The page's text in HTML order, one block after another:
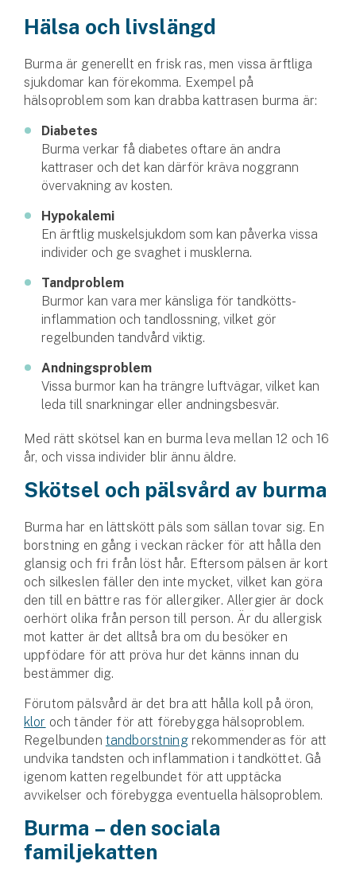
Hälsa och livslängd
Burma är generellt en frisk ras, men vissa ärftliga
sjukdomar kan förekomma. Exempel på
hälsoproblem som kan drabba kattrasen burma är:
Diabetes
Burma verkar få diabetes oftare än andra
kattraser och det kan därför kräva noggrann
övervakning av kosten.
Hypokalemi
En ärftlig muskelsjukdom som kan påverka vissa
individer och ge svaghet i musklerna.
Tandproblem
Burmor kan vara mer känsliga för tandkötts­
inflammation och tand­lossning, vilket gör
regelbunden tandvård viktig.
Andningsproblem
Vissa burmor kan ha trängre luftvägar, vilket kan
leda till snarkningar eller andningsbesvär.
Med rätt skötsel kan en burma leva mellan 12 och 16
år, och vissa individer blir ännu äldre.
Skötsel och pälsvård av burma
Burma har en lättskött päls som sällan tovar sig. En
borstning en gång i veckan räcker för att hålla den
glansig och fri från löst hår. Eftersom pälsen är kort
och silkes­len fäller den inte mycket, vilket kan göra
den till en bättre ras för allergiker. Allergier är dock
oerhört olika från person till person. Är du allergisk
mot katter är det alltså bra om du besöker en
uppfödare för att pröva hur det känns innan du
bestämmer dig.
Förutom pälsvård är det bra att hålla koll på öron,
klor och tänder för att förebygga hälsoproblem.
Regelbunden tand­borstningrekommenderas för att
undvika tandsten och inflammation i tandköttet. Gå
igenom katten regelbundet för att upptäcka
avvikelser och förebygga eventuella hälsoproblem.
Burma – den sociala
familjekatten